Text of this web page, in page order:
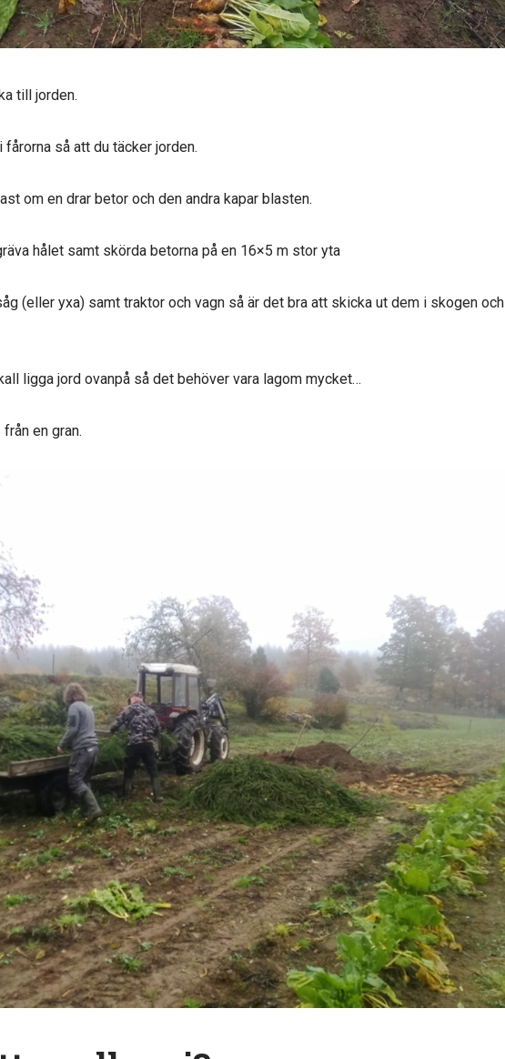
till jorden.
så att du täcker jorden.
om en drar betor och den andra kapar blasten.
hålet samt skörda betorna på en 16×5 m stor yta
(eller yxa) samt traktor och vagn så är det bra att skicka ut dem i skogen och
ligga jord ovanpå så det behöver vara lagom mycket…
en gran.